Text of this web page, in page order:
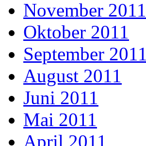
November 2011
Oktober 2011
September 2011
August 2011
Juni 2011
Mai 2011
April 2011